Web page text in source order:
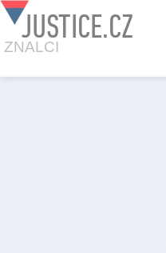
JUSTICE.CZ
ZNALCI